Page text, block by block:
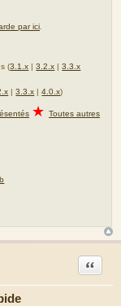
par ici
(3.1.x |3.2.x |3.3.x
|3.3.x |4.0.x)
★ Toutes autres
Citation